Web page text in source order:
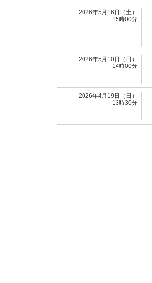
2026年5月16日（土）
15時00分
2026年5月10日（日）
14時00分
2026年4月19日（日）
13時30分